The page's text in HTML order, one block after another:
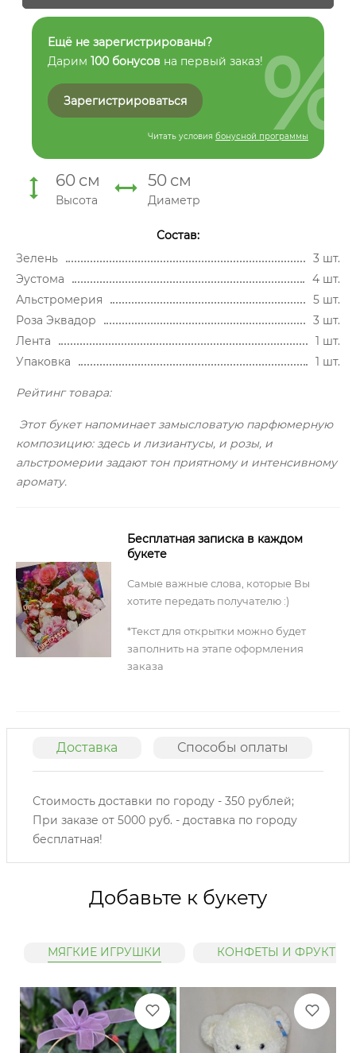
Ещё не зарегистрированы?
Дарим 100 бонусов на первый заказ!
Зарегистрироваться
Читать условия бонусной программы
%
60 см
Высота
50 см
Диаметр
Состав:
Зелень
3 шт.
Эустома
4 шт.
Альстромерия
5 шт.
Роза Эквадор
3 шт.
Лента
1 шт.
Упаковка
1 шт.
Рейтинг товара:
Этот букет напоминает замысловатую парфюмерную
композицию: здесь и лизиантусы, и розы, и
альстромерии задают тон приятному и интенсивному
аромату.
Бесплатная записка в каждом
букете
Самые важные слова, которые Вы
хотите передать получателю :)
*Текст для открытки можно будет
заполнить на этапе оформления
заказа
Доставка Способы оплаты
Стоимость доставки по городу - 350 рублей;
При заказе от 5000 руб. - доставка по городу
бесплатная!
Добавьте к букету
МЯГКИЕ ИГРУШКИ КОНФЕТЫ И ФРУКТЫ